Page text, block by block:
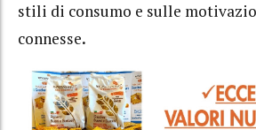
stili di consumo e sulle
connesse.